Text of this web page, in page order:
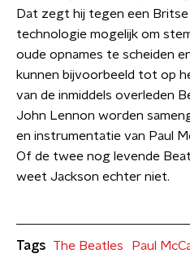
Dat zegt hij tegen een
technologie mogelijk om
oude opnames te scheiden
kunnen bijvoorbeeld tot op
van de inmiddels overleden
John Lennon worden
en instrumentatie van Paul
Of de twee nog levende
weet Jackson echter niet.
Tags The Beatles
Paul